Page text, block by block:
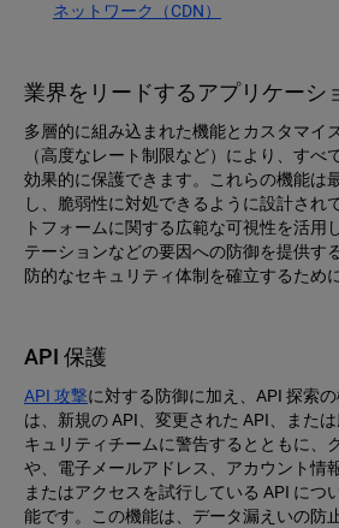
ネットワーク（CDN）
業界をリードするアプリケーシ
多層的に組み込まれた機能とカスタマイ
（高度なレート制限など）により、すべ
効果的に保護できます。これらの機能は
し、脆弱性に対処できるように設計され
トフォームに関する広範な可視性を活用
テーションなどの要因への防御を提供す
防的なセキュリティ体制を確立するため
API 保護
API 攻撃に対する防御に加え、API 探索
は、新規の API、変更された API、また
キュリティチームに警告するとともに、
や、電子メールアドレス、アカウント情
またはアクセスを試行している API につ
能です。この機能は、データ漏えいの防